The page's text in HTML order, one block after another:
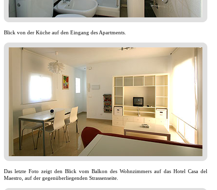
Blick von der Küche auf den Eingang des Apartments.
Das letzte Foto zeigt den Blick vom Balkon des Wohnzimmers auf das Hotel Casa del
Maestro, auf der gegenüberliegenden Strassenseite.